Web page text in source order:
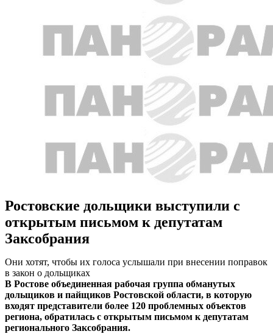
Ростовские дольщики выступили с
открытым письмом к депутатам
Заксобрания
Они хотят, чтобы их голоса услышали при внесении поправок
в закон о дольщиках
В Ростове объединенная рабочая группа обманутых
дольщиков и пайщиков Ростовской области, в которую
входят представители более 120 проблемных объектов
региона, обратилась с открытым письмом к депутатам
регионального Заксобрания.